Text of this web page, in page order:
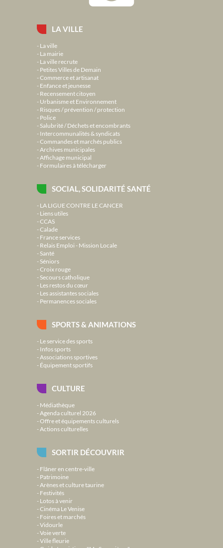
LA VILLE
La ville
La mairie
La ville recrute
Petites Villes de Demain
Commerce et artisanat
Enfance et jeunesse
Recensement citoyen
Urbanisme et Environnement
Risques / prévention / protection
Police
Salubrité / Déchets et encombrants
Intercommunalités & syndicats
Commandes et marchés publics
Archives municipales
Affichage municipal
Formulaires à télécharger
SOCIAL, SOLIDARITÉ SANTÉ
LA LIGUE CONTRE LE CANCER
Liens utiles
CCAS
Calade
France services
Relais Emploi - Mission Locale
Santé
Séniors
Croix rouge
Secours catholique
Les restos du cœur
Les assistantes sociales
Permanences sociales
SPORTS & ANIMATIONS
Le service des sports
Infos sports
Associations sportives
Équipement sportifs
CULTURE
Médiathèque
Agenda culturel 2026
Offre et équipements culturels
Actions culturelles
SORTIR DÉCOUVRIR
Flâner en centre-ville
Patrimoine
Arènes et culture taurine
Festivités
Lotos à venir
Cinéma Le Venise
Foires et marchés
Vidourle
Voie verte
Ville fleurie